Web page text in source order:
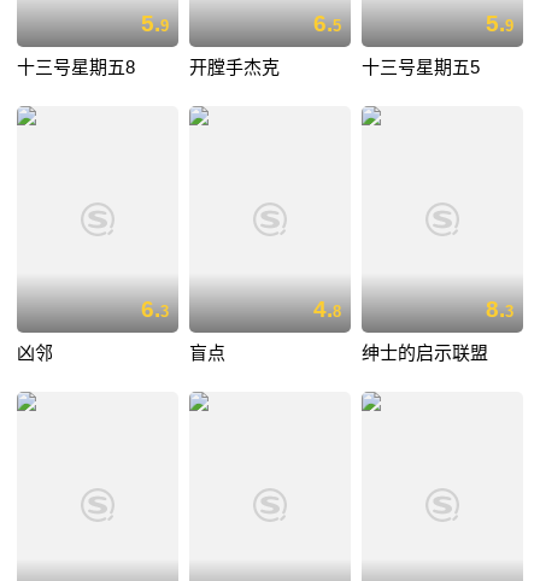
5.9
十三号星期五8
6.5
开膛手杰克
5.9
十三号星期五5
6.3
凶邻
4.8
盲点
8.3
绅士的启示联盟